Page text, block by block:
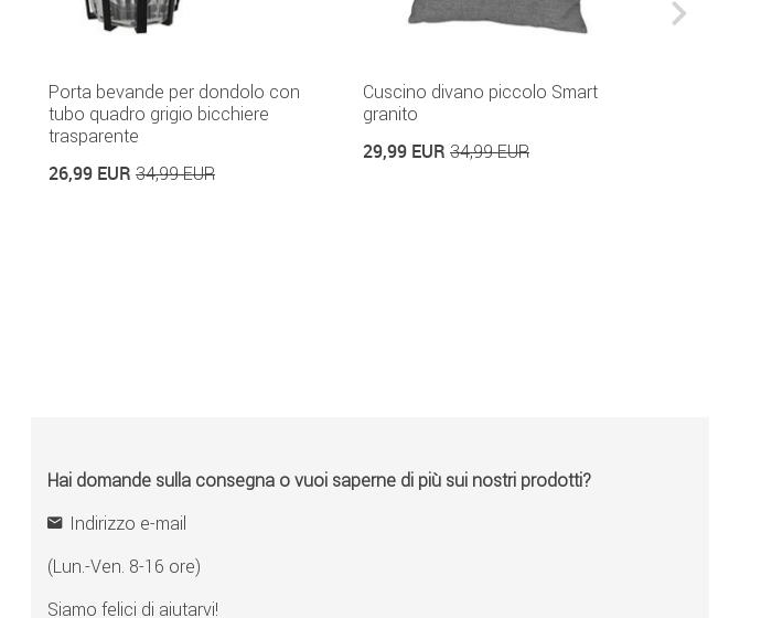
Porta bevande per dondolo con
tubo quadro grigio bicchiere
trasparente
26,99 EUR 34,99 EUR
Cuscino divano piccolo Smart
granito
29,99 EUR 34,99 EUR
Hai domande sulla consegna o vuoi saperne di più sui nostri prodotti?
Indirizzo e-mail
(Lun.-Ven. 8-16 ore)
Siamo felici di aiutarvi!